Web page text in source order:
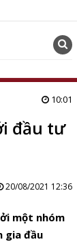
10:01
đầu tư
20/08/2021 12:36
một nhóm
gia đầu